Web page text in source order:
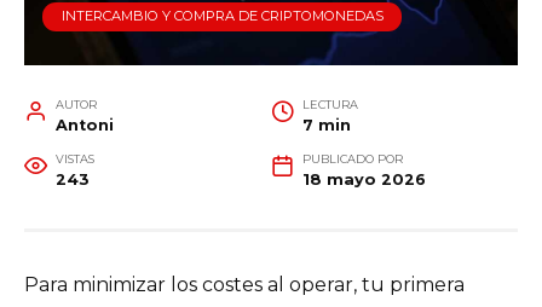
INTERCAMBIO Y COMPRA DE CRIPTOMONEDAS
AUTOR
Antoni
LECTURA
7 min
VISTAS
243
PUBLICADO POR
18 mayo 2026
Para minimizar los costes al operar, tu primera